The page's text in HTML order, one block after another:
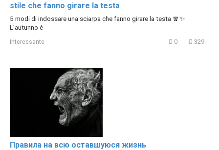
stile che fanno girare la testa
5 modi di indossare una sciarpa che fanno girare la testa 🧣✨
L’autunno è
Interessante 0 329
Правила на всю оставшуюся жизнь